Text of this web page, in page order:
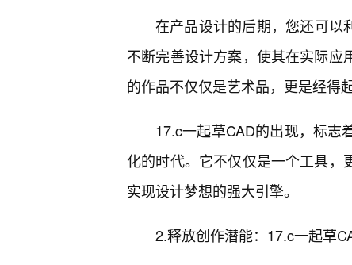
在产品设计的后期，您还可以
不断完善设计方案，使其在实际应
的作品不仅仅是艺术品，更是经得
17.c一起草CAD的出现，标志
化的时代。它不仅仅是一个工具，
实现设计梦想的强大引擎。
2.释放创作潜能：17.c一起草